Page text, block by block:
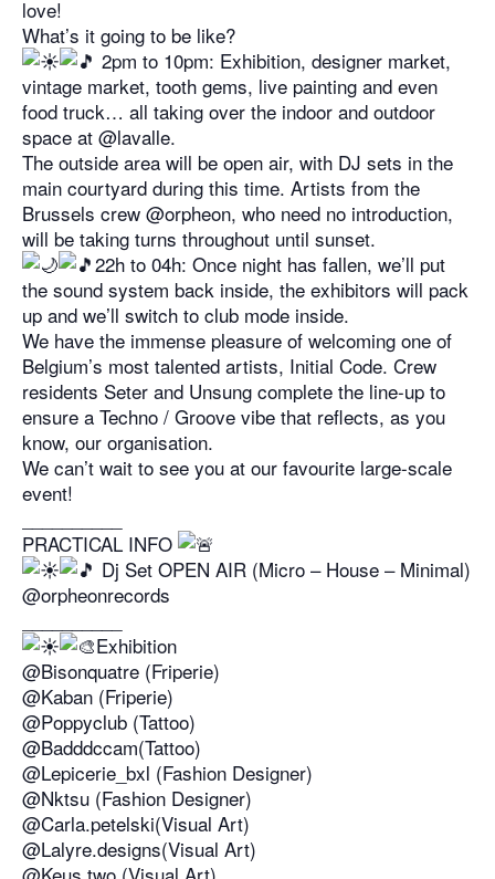
love!
What’s it going to be like?
2pm to 10pm: Exhibition, designer market,
vintage market, tooth gems, live painting and even
food truck… all taking over the indoor and outdoor
space at @lavalle.
The outside area will be open air, with DJ sets in the
main courtyard during this time. Artists from the
Brussels crew @orpheon, who need no introduction,
will be taking turns throughout until sunset.
22h to 04h: Once night has fallen, we’ll put
the sound system back inside, the exhibitors will pack
up and we’ll switch to club mode inside.
We have the immense pleasure of welcoming one of
Belgium’s most talented artists, Initial Code. Crew
residents Seter and Unsung complete the line-up to
ensure a Techno / Groove vibe that reflects, as you
know, our organisation.
We can’t wait to see you at our favourite large-scale
event!
PRACTICAL INFO
Dj Set OPEN AIR (Micro – House – Minimal)
@orpheonrecords
Exhibition
@Bisonquatre (Friperie)
@Kaban (Friperie)
@Poppyclub (Tattoo)
@Badddccam(Tattoo)
@Lepicerie_bxl (Fashion Designer)
@Nktsu (Fashion Designer)
@Carla.petelski(Visual Art)
@Lalyre.designs(Visual Art)